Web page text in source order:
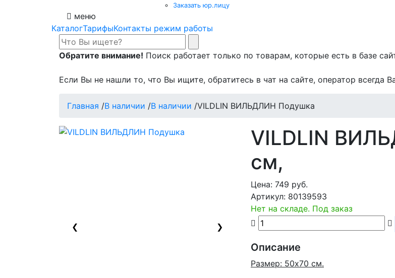
Заказать юр.лицу
меню
КаталогТарифыКонтакты режим работы
Обратите внимание! Поиск работает только по товарам, которые есть в базе
Если Вы не нашли то, что Вы ищите, обратитесь в чат на сайте, оператор всегда
Главная /В наличии /В наличии /VILDLIN ВИЛЬДЛИН Подушка
❮ ❯
VILDLIN
см,
Цена: 749 руб.
Артикул: 80139593
Нет на складе. Под заказ
Описание
Размер: 50x70 см.